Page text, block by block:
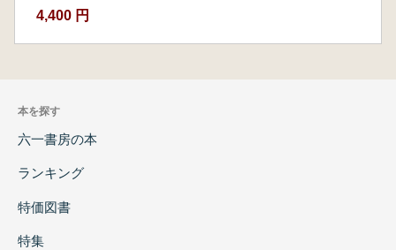
4,400 円
本を探す
六一書房の本
ランキング
特価図書
特集